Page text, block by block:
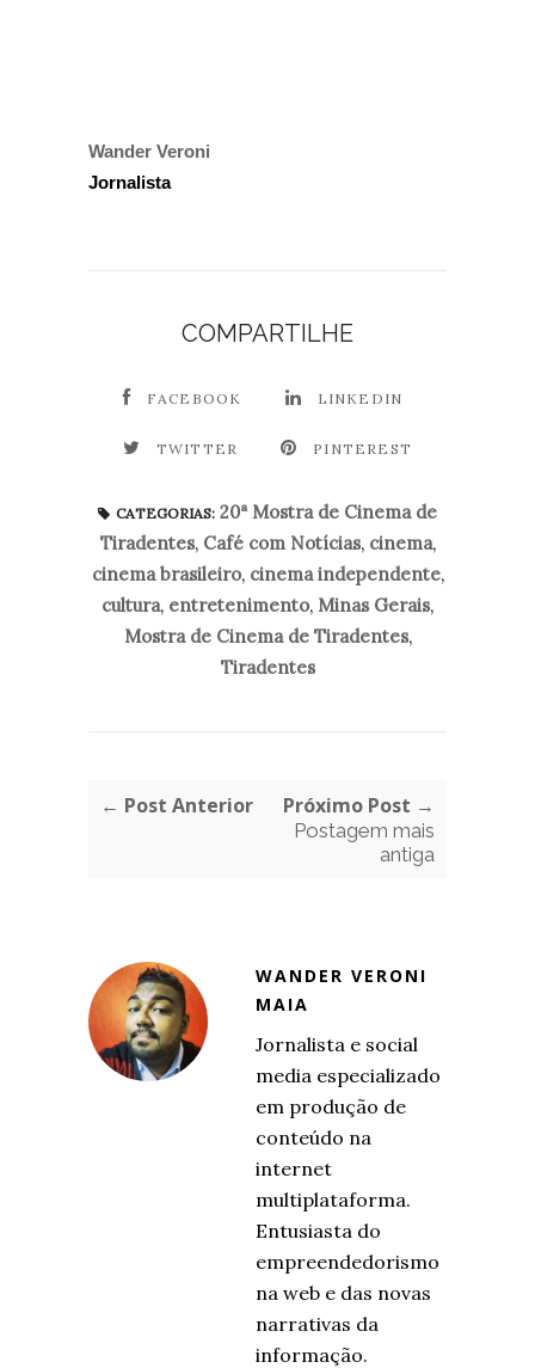
Wander Veroni
Jornalista
COMPARTILHE
FACEBOOK LINKEDIN
TWITTER PINTEREST
CATEGORIAS: 20ª Mostra de Cinema de
Tiradentes, Café com Notícias, cinema,
cinema brasileiro, cinema independente,
cultura, entretenimento, Minas Gerais,
Mostra de Cinema de Tiradentes,
Tiradentes
← Post Anterior Próximo Post →
Postagem mais
antiga
WANDER VERONI
MAIA
Jornalista e social
media especializado
em produção de
conteúdo na
internet
multiplataforma.
Entusiasta do
empreendedorismo
na web e das novas
narrativas da
informação.